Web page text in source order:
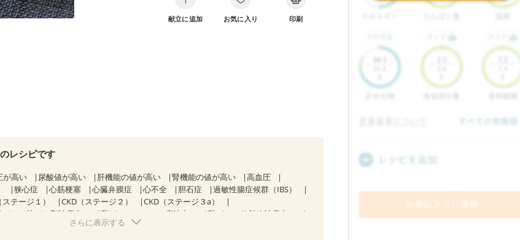
献立に追加 お気に入り 印刷
レシピです
が高い 尿酸値が高い 肝機能の値が高い 腎機能の値が高い
高血圧
狭心症 心筋梗塞 心臓弁膜症 心不全 胆石症
過敏性腸症候群（IBS）
ステージ１） CKD（ステージ２）
CKD（ステージ３a）
がん（抗がん剤治療中） 乳がん（ホルモン療法中）
乳がん（放射線治療中）
飲み込みにくい 味の感じ方が変わった
さらに表示する